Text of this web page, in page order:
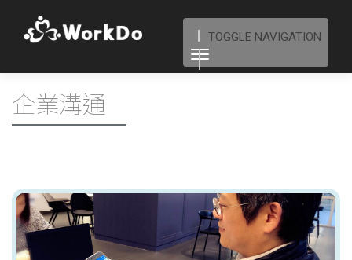
TOGGLE NAVIGATION
企業溝通